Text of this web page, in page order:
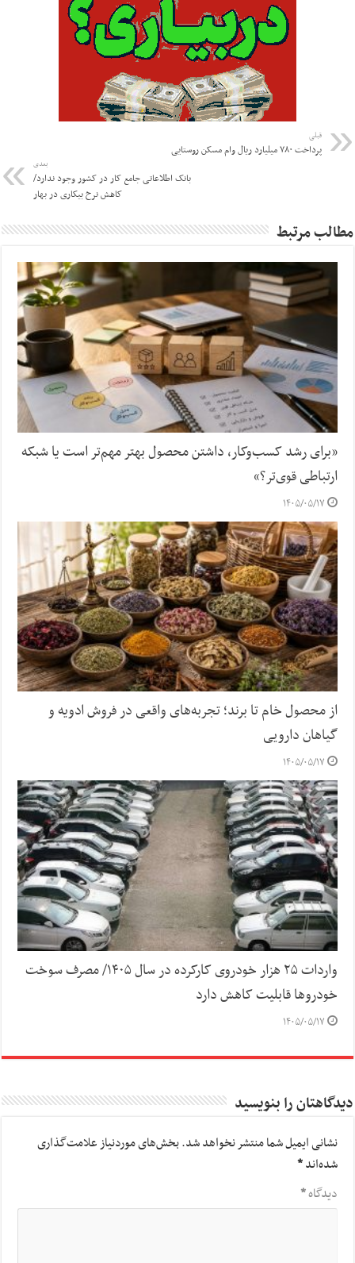
قبلی
پرداخت ۷۸۰ میلیارد ریال وام مسکن روستایی
بعدی
بانک اطلاعاتی جامع کار در کشور وجود ندارد/
کاهش نرخ بیکاری در بهار
مطالب مرتبط
«برای رشد کسب‌وکار، داشتن محصول بهتر مهم‌تر است یا شبکه
ارتباطی قوی‌تر؟»
۱۴۰۵/۰۵/۱۷
از محصول خام تا برند؛ تجربه‌های واقعی در فروش ادویه و
گیاهان دارویی
۱۴۰۵/۰۵/۱۷
واردات ۲۵ هزار خودروی کارکرده در سال ۱۴۰۵/ مصرف سوخت
خودرو‌ها قابلیت کاهش دارد
۱۴۰۵/۰۵/۱۷
دیدگاهتان را بنویسید
نشانی ایمیل شما منتشر نخواهد شد.بخش‌های موردنیاز علامت‌گذاری
شده‌اند*
دیدگاه*